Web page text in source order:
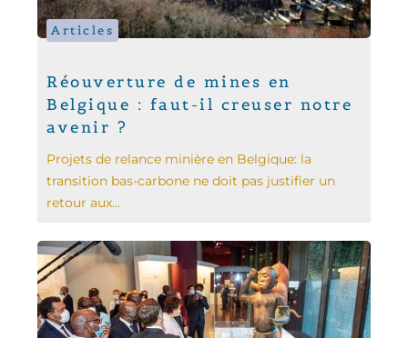
Articles
Réouverture de mines en
Belgique : faut-il creuser notre
avenir ?
Projets de relance minière en Belgique: la
transition bas-carbone ne doit pas justifier un
retour aux...